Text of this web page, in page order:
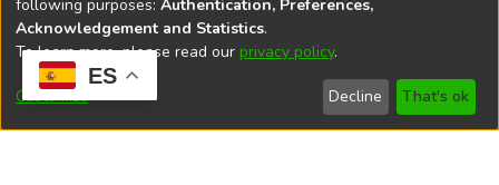
ES
Creative Commoms License
© 2025. Instituto Nacional de Salud - Implementado por
following purposes: Authentication, Preferences,
Acknowledgement and Statistics.
To learn more, please read our privacy policy.
Customize Decline That's ok